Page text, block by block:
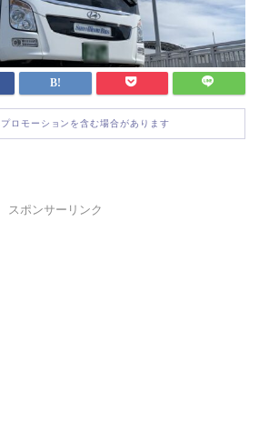
ロモーションを含む場合があります
スポンサーリンク